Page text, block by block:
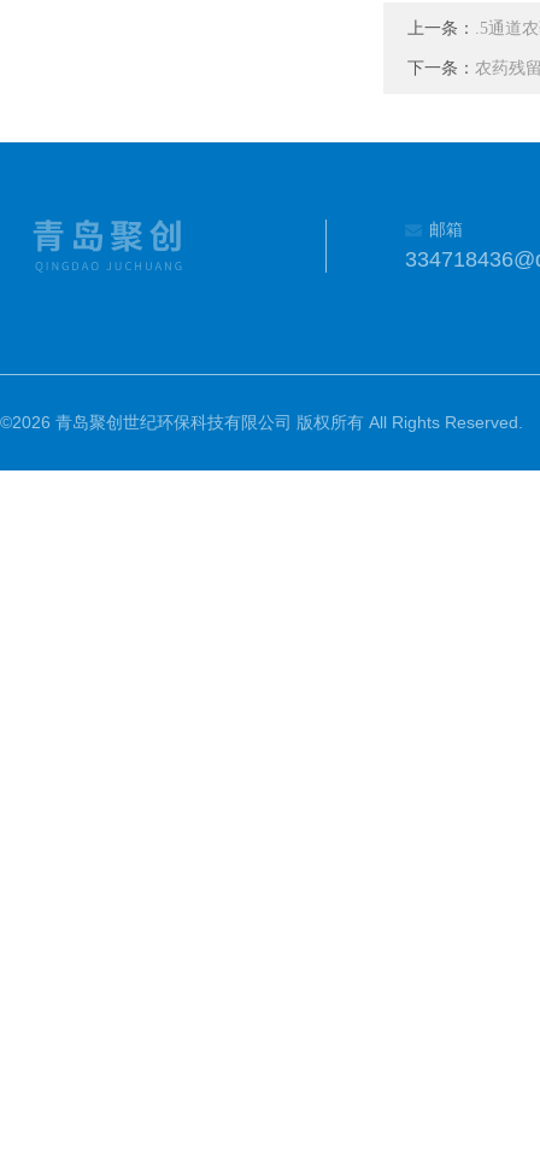
上一条： .5通道
下一条： 农药残
邮箱
©2026 青岛聚创世纪环保科技有限公司 版权所有 All Rights Reserved.